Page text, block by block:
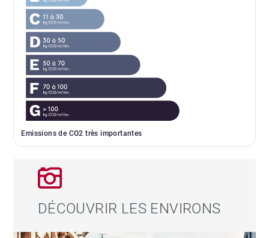
Emissions de CO2 très importantes
DÉCOUVRIR LES ENVIRONS